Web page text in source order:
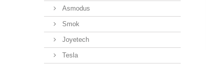
Asmodus
Smok
Joyetech
Tesla